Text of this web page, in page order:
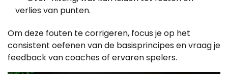
verlies van punten.
Om deze fouten te corrigeren, focus je op het
consistent oefenen van de basisprincipes en vraag je
feedback van coaches of ervaren spelers.